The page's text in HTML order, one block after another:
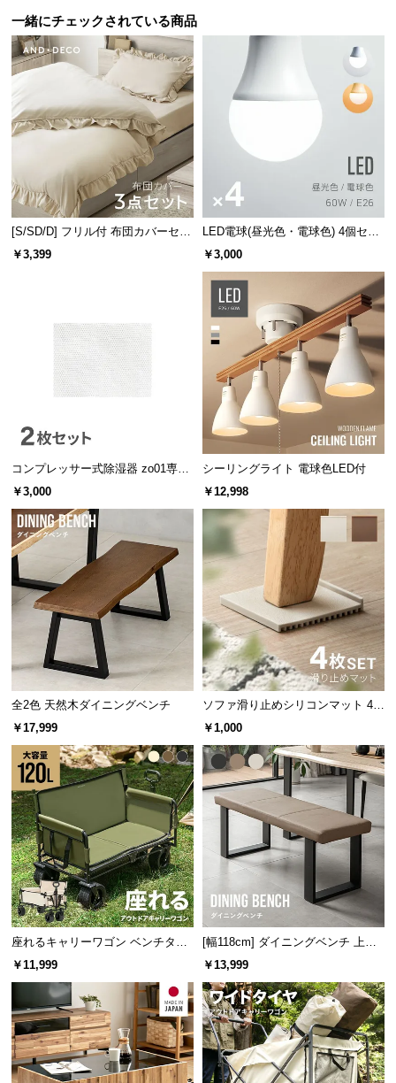
に
つ
い
て
小
型
の
配
送
に
サ
ー
に
つ
て
経
に
つ
い
て
返
品・
キ
ャ
ン
セ
ル
に
つ
て
保
証
一緒にチェックされている商品
[S/SD/D] フリル付 布団カバーセッ
ト
￥3,399
LED電球(昼光色・電球色) 4個セッ
ト
￥3,000
コンプレッサー式除湿器 zo01専用
交換用活性炭フィルター 2個セット
￥3,000
シーリングライト 電球色LED付
￥12,998
全2色 天然木ダイニングベンチ
￥17,999
ソファ滑り止めシリコンマット 4個
セット
￥1,000
座れるキャリーワゴン ベンチタイ
プ 大容量120L 耐荷重150kg
￥11,999
[幅118cm] ダイニングベンチ 上品
なPVCレザー×スチール脚 耐荷重2
￥13,999